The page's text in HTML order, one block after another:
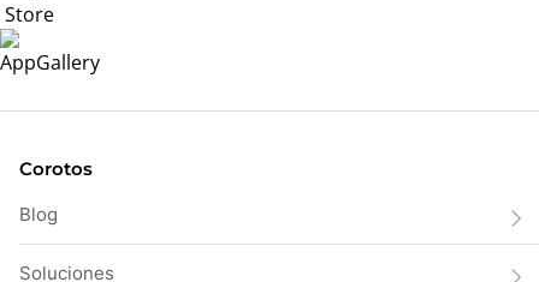
Corotos
Blog
Soluciones